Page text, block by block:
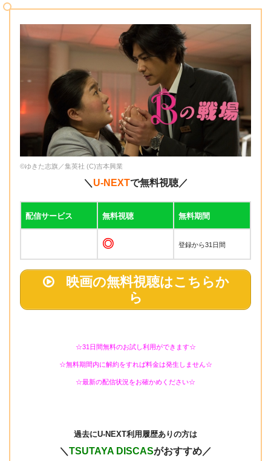
©ゆきた志旗／集英社 (C)吉本興業
＼ U-NEXTで無料視聴／
配信サービス 無料視聴 無料期間
◎ 登録から31日間
映画の無料視聴はこちらか
ら
☆31日間無料のお試し利用ができます☆
☆無料期間内に解約をすれば料金は発生しません☆
☆最新の配信状況をお確かめください☆
過去にU-NEXT利用履歴ありの方は
＼TSUTAYA DISCASがおすすめ／